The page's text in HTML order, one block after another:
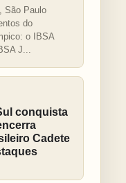
São Paulo
do
o IBSA
J...
conquista
Cadete